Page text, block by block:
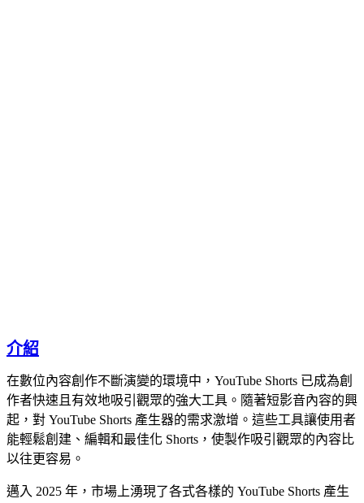
介紹
在數位內容創作不斷演變的環境中，YouTube Shorts 已成為創
作者快速且有效地吸引觀眾的強大工具。隨著短影音內容的興
起，對 YouTube Shorts 產生器的需求激增。這些工具讓使用者
能輕鬆創建、編輯和最佳化 Shorts，使製作吸引觀眾的內容比
以往更容易。
邁入 2025 年，市場上湧現了各式各樣的 YouTube Shorts 產生